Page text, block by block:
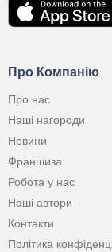
Про Компанію
Про нас
Наші нагороди
Новини
Франшиза
Робота у нас
Наші автори
Контакти
Політика